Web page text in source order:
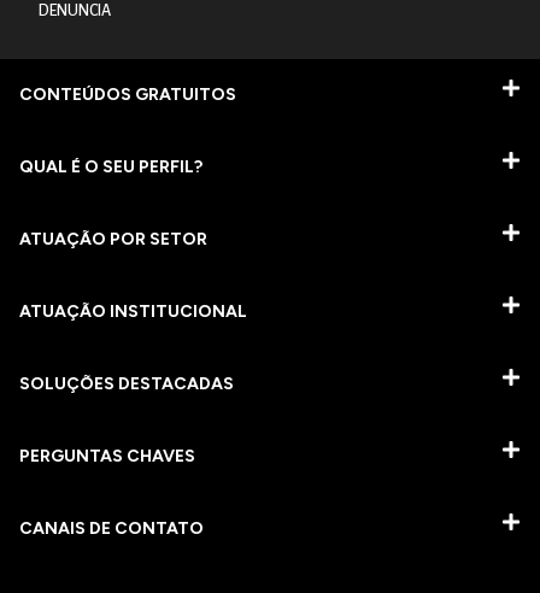
DENUNCIA
CONTEÚDOS GRATUITOS
QUAL É O SEU PERFIL?
ATUAÇÃO POR SETOR
ATUAÇÃO INSTITUCIONAL
SOLUÇÕES DESTACADAS
PERGUNTAS CHAVES​
CANAIS DE CONTATO